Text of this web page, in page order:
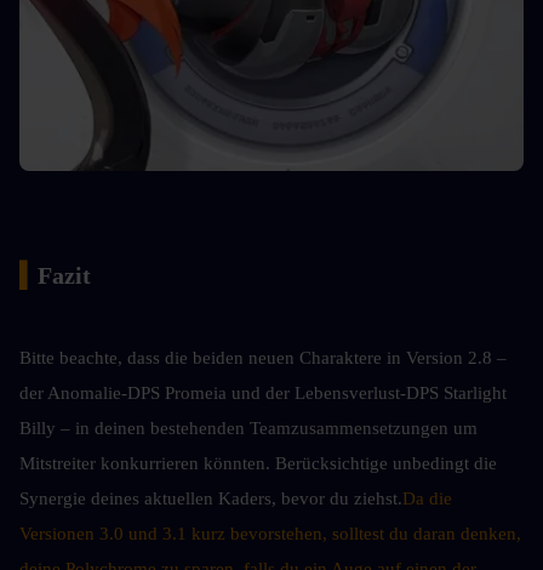
Fazit
Bitte beachte, dass die beiden neuen Charaktere in Version 2.8 –
der Anomalie-DPS Promeia und der Lebensverlust-DPS Starlight
Billy – in deinen bestehenden Teamzusammensetzungen um
Mitstreiter konkurrieren könnten. Berücksichtige unbedingt die
Synergie deines aktuellen Kaders, bevor du ziehst.Da die
Versionen 3.0 und 3.1 kurz bevorstehen, solltest du daran denken,